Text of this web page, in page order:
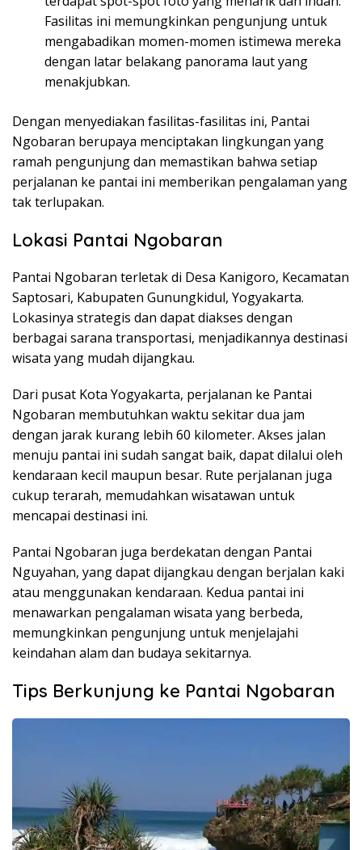
Fasilitas ini memungkinkan pengunjung untuk
mengabadikan momen-momen istimewa mereka
dengan latar belakang panorama laut yang
menakjubkan.
Dengan menyediakan fasilitas-fasilitas ini, Pantai
Ngobaran berupaya menciptakan lingkungan yang
ramah pengunjung dan memastikan bahwa setiap
perjalanan ke pantai ini memberikan pengalaman yang
tak terlupakan.
Lokasi Pantai Ngobaran
Pantai Ngobaran terletak di Desa Kanigoro, Kecamatan
Saptosari, Kabupaten Gunungkidul, Yogyakarta.
Lokasinya strategis dan dapat diakses dengan
berbagai sarana transportasi, menjadikannya destinasi
wisata yang mudah dijangkau.
Dari pusat Kota Yogyakarta, perjalanan ke Pantai
Ngobaran membutuhkan waktu sekitar dua jam
dengan jarak kurang lebih 60 kilometer. Akses jalan
menuju pantai ini sudah sangat baik, dapat dilalui oleh
kendaraan kecil maupun besar. Rute perjalanan juga
cukup terarah, memudahkan wisatawan untuk
mencapai destinasi ini.
Pantai Ngobaran juga berdekatan dengan Pantai
Nguyahan, yang dapat dijangkau dengan berjalan kaki
atau menggunakan kendaraan. Kedua pantai ini
menawarkan pengalaman wisata yang berbeda,
memungkinkan pengunjung untuk menjelajahi
keindahan alam dan budaya sekitarnya.
Tips Berkunjung ke Pantai Ngobaran